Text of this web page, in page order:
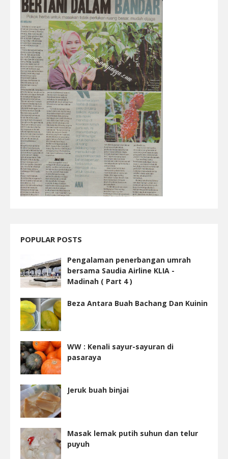
POPULAR POSTS
Pengalaman penerbangan umrah
bersama Saudia Airline KLIA -
Madinah ( Part 4 )
Beza Antara Buah Bachang Dan Kuinin
WW : Kenali sayur-sayuran di
pasaraya
Jeruk buah binjai
Masak lemak putih suhun dan telur
puyuh